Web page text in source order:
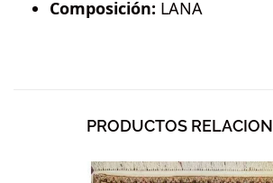
Composición: LANA
PRODUCTOS